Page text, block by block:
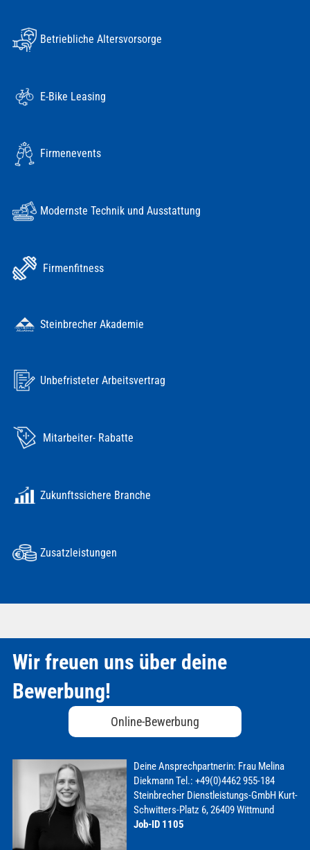
Betriebliche Altersvorsorge
E-Bike Leasing
Firmenevents
Modernste Technik und Ausstattung
Firmenfitness
Steinbrecher Akademie
Unbefristeter Arbeitsvertrag
Mitarbeiter- Rabatte
Zukunftssichere Branche
Zusatzleistungen
Wir freuen uns über deine
Bewerbung!
Online-Bewerbung
Deine Ansprechpartnerin: Frau Melina
DiekmannTel.: +49(0)4462 955-184
Steinbrecher Dienstleistungs-GmbHKurt-
Schwitters-Platz 6, 26409 Wittmund
Job-ID 1105